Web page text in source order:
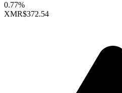
0.77%
XMR$372.54